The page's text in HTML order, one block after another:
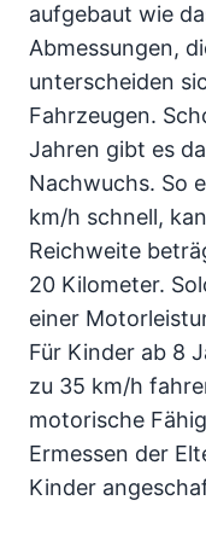
aufgebaut wie
Abmessungen,
unterscheiden
Fahrzeugen.
Jahren gibt es
Nachwuchs. So
km/h schnell,
Reichweite
20 Kilometer.
einer
Für Kinder ab 8
zu 35 km/h
motorische
Ermessen der
Kinder